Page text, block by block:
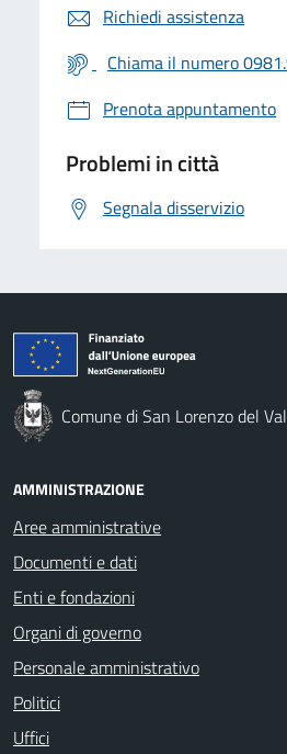
Richiedi assistenza
Chiama il numero
Prenota appuntamento
Problemi in città
Segnala disservizio
Comune di San Lorenzo del
AMMINISTRAZIONE
Aree amministrative
Documenti e dati
Enti e fondazioni
Organi di governo
Personale amministrativo
Politici
Uffici